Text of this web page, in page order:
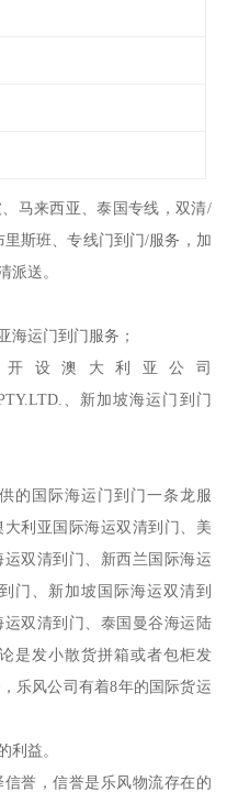
马来西亚、泰国专线，双清/
斯班、专线门到门/服务，加
派送。
海运门到门服务；
开设澳大利亚公司
、新加坡海运门到门
的国际海运门到门一条龙服
利亚国际海运双清到门、美
双清到门、新西兰国际海运
门、新加坡国际海运双清到
双清到门、泰国曼谷海运陆
是发小散货拼箱或者包柜发
乐风公司有着8年的国际货运
利益。
誉，信誉是乐风物流存在的